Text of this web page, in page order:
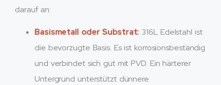
darauf an:
Basismetall oder Substrat: 316L Edelstahl ist
die bevorzugte Basis. Es ist korrosionsbeständig
und verbindet sich gut mit PVD. Ein härterer
Untergrund unterstützt dünnere